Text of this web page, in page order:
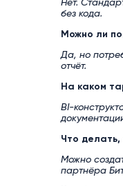
Нет.
без кода.
Можно ли
Да, но
отчёт.
На каком
BI-
Что
Можно
партнёра